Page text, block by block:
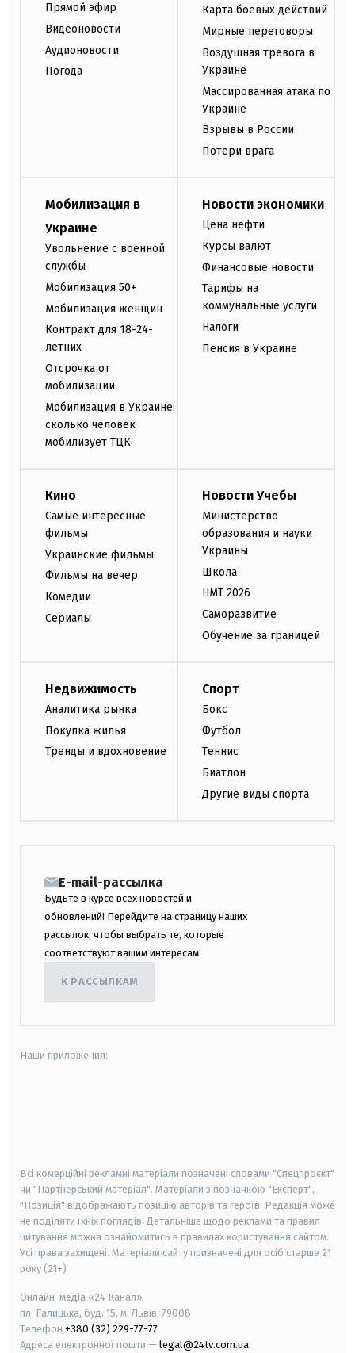
Прямой эфир
Видеоновости
Аудионовости
Погода
Карта боевых действий
Мирные переговоры
Воздушная тревога в
Украине
Массированная атака по
Украине
Взрывы в России
Потери врага
Мобилизация в
Украине
Увольнение с военной
службы
Мобилизация 50+
Мобилизация женщин
Контракт для 18-24-
летних
Отсрочка от
мобилизации
Мобилизация в Украине:
сколько человек
мобилизует ТЦК
Новости экономики
Цена нефти
Курсы валют
Финансовые новости
Тарифы на
коммунальные услуги
Налоги
Пенсия в Украине
Кино
Самые интересные
фильмы
Украинские фильмы
Фильмы на вечер
Комедии
Сериалы
Новости Учебы
Министерство
образования и науки
Украины
Школа
НМТ 2026
Саморазвитие
Обучение за границей
Недвижимость
Аналитика рынка
Покупка жилья
Тренды и вдохновение
Спорт
Бокс
Футбол
Теннис
Биатлон
Другие виды спорта
E-mail-рассылка
Будьте в курсе всех новостей и
обновлений! Перейдите на страницу наших
рассылок, чтобы выбрать те, которые
соответствуют вашим интересам.
К РАССЫЛКАМ
Наши приложения:
Всі комерційні рекламні матеріали позначені словами "Спецпроєкт"
чи "Партнерський матеріал". Матеріали з позначкою "Експерт",
"Позиція" відображають позицію авторів та героїв. Редакція може
не поділяти їхніх поглядів. Детальніше щодо реклами та правил
цитування можна ознайомитись в правилах користування сайтом.
Усі права захищені. Матеріали сайту призначені для осіб старше 21
року (21+)
Онлайн-медіа «24 Канал»
пл. Галицька, буд. 15, м. Львів, 79008
Телефон +380 (32) 229-77-77
Адреса електронної пошти — legal@24tv.com.ua